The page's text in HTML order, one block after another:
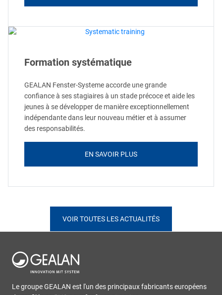
Formation systématique
GEALAN Fenster-Systeme accorde une grande
confiance à ses stagiaires à un stade précoce et aide les
jeunes à se développer de manière exceptionnellement
indépendante dans leur nouveau métier et à assumer
des responsabilités.
EN SAVOIR PLUS
VOIR TOUTES LES ACTUALITÉS
Le groupe GEALAN est l'un des principaux fabricants européens